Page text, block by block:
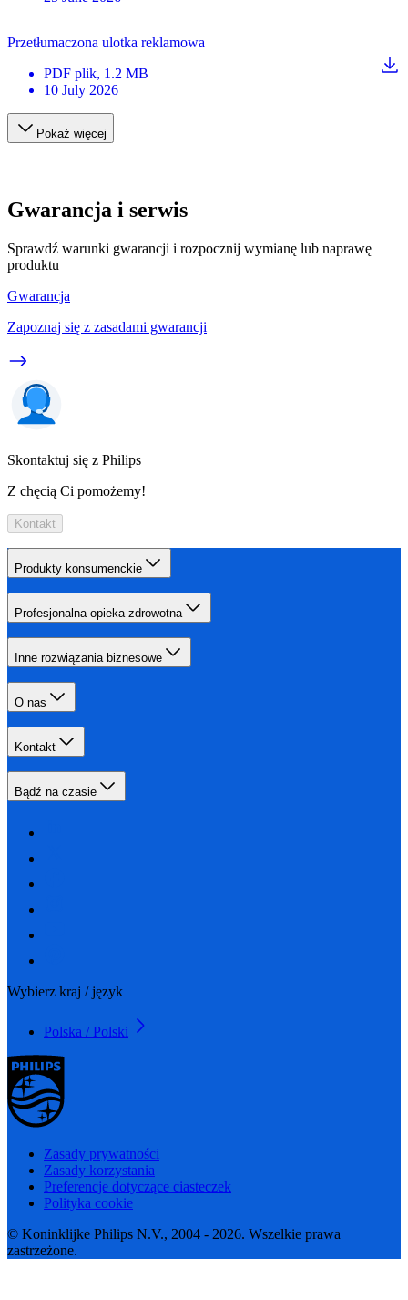
Przetłumaczona ulotka reklamowa
PDF plik, 1.2 MB
10 July 2026
Pokaż więcej
Gwarancja i serwis
Sprawdź warunki gwarancji i rozpocznij wymianę lub naprawę
produktu
Gwarancja
Zapoznaj się z zasadami gwarancji
Skontaktuj się z Philips
Z chęcią Ci pomożemy!
Kontakt
Produkty konsumenckie
Profesjonalna opieka zdrowotna
Inne rozwiązania biznesowe
O nas
Kontakt
Bądź na czasie
Wybierz kraj / język
Polska / Polski
Zasady prywatności
Zasady korzystania
Preferencje dotyczące ciasteczek
Polityka cookie
© Koninklijke Philips N.V., 2004 - 2026. Wszelkie prawa
zastrzeżone.